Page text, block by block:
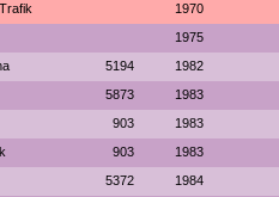
1970
1975
5194 1982
5873 1983
903 1983
903 1983
5372 1984